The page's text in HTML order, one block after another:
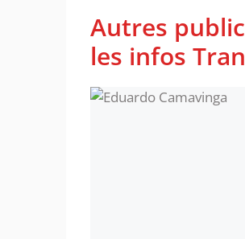
Autres
les infos